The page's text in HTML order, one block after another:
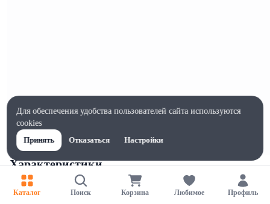
Характеристики
Ширина, мм
120
Каталог Поиск Корзина Любимое Профиль
Для обеспечения удобства пользователей сайта используются
cookies
Принять
Отказаться Настройки